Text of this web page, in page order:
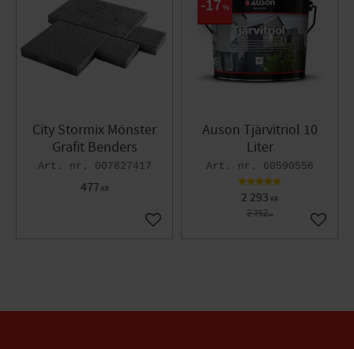
City Stormix Mönster
Grafit Benders
007827417
477 KR
Lägg till i favoriter
Auson Tjärvitriol 10
Liter
60590556
2 293 KR
2 752KR
17 %
Lägg